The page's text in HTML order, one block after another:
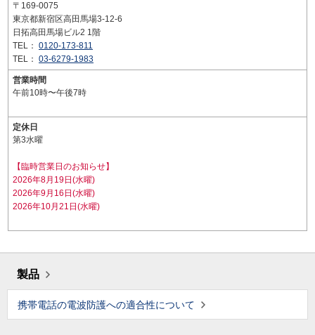
〒169-0075
東京都新宿区高田馬場3-12-6
日拓高田馬場ビル2 1階
TEL： 0120-173-811
TEL： 03-6279-1983
営業時間
午前10時〜午後7時
定休日
第3水曜
【臨時営業日のお知らせ】
2026年8月19日(水曜)
2026年9月16日(水曜)
2026年10月21日(水曜)
製品
携帯電話の電波防護への適合性について